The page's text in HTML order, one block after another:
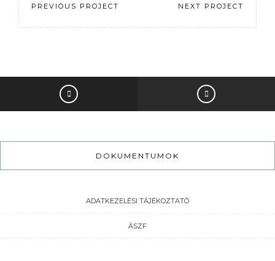
PREVIOUS PROJECT NEXT PROJECT
DOKUMENTUMOK
ADATKEZELÉSI TÁJÉKOZTATÓ
ÁSZF